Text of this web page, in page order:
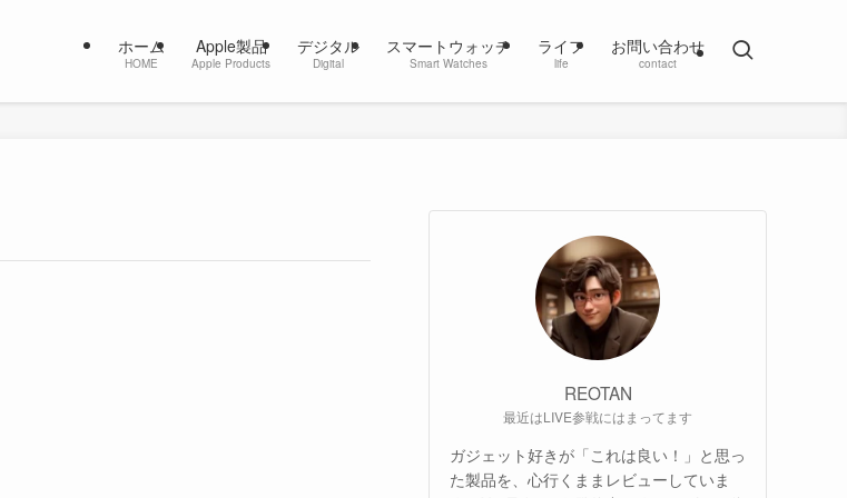
ホーム
HOME
Apple製品
Apple Products
デジタル
Digital
スマートウォッチ
Smart Watches
ライフ
life
お問い合わせ
contact
REOTAN
最近はLIVE参戦にはまってます
ガジェット好きが「これは良い！」と思っ
た製品を、心行くままレビューしていま